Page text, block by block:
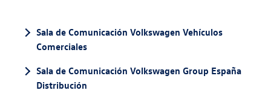
Sala de Comunicación Volkswagen Vehículos
Comerciales
Sala de Comunicación Volkswagen Group España
Distribución